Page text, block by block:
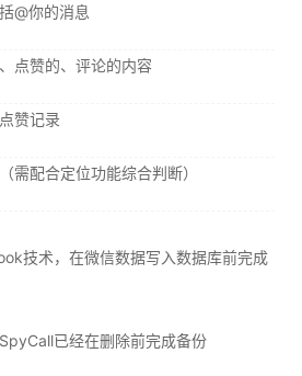
@你的消息
点赞的、评论的内容
赞记录
需配合定位功能综合判断）
技术，在微信数据写入数据库前完成
已经在删除前完成备份